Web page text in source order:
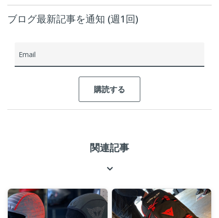
ブログ最新記事を通知 (週1回)
Email
関連記事